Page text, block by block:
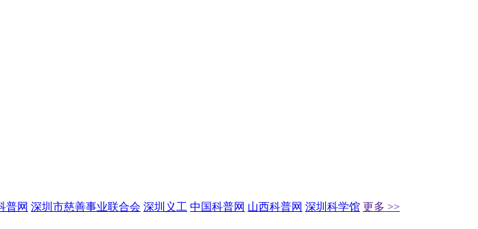
普网 深圳市慈善事业联合会 深圳义工 中国科普网 山西科普网 深圳科学馆 更多 >>